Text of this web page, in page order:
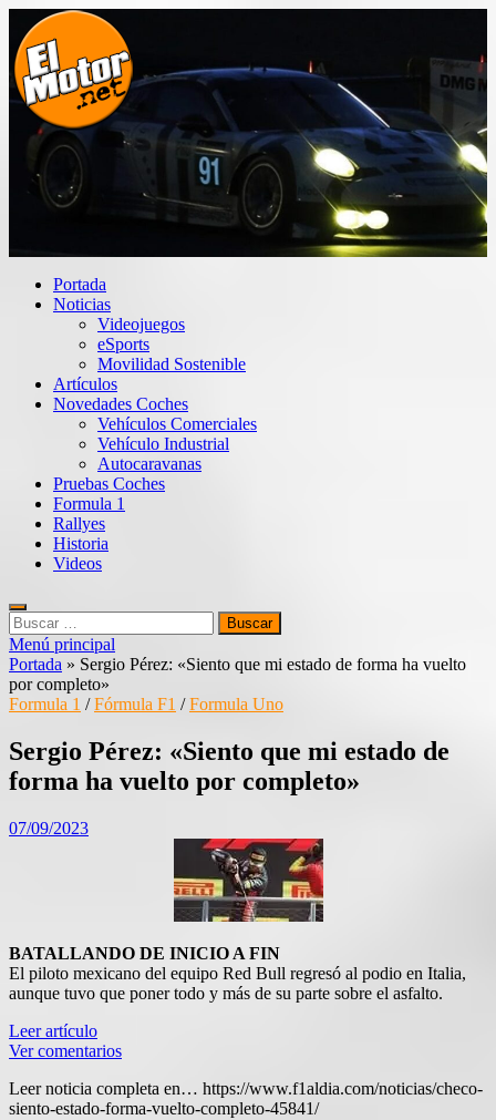
Saltar
contenido
El Motor punto Net
Información sobre novedades y pruebas de Automóviles
Portada
Noticias
Videojuegos
eSports
Movilidad Sostenible
Artículos
Novedades Coches
Vehículos Comerciales
Vehículo Industrial
Autocaravanas
Pruebas Coches
Formula 1
Rallyes
Historia
Videos
Buscar:
Menú principal
Portada » Sergio Pérez: «Siento que mi estado de forma ha vuelto
por completo»
Formula 1 /Fórmula F1 /Formula Uno
Sergio Pérez: «Siento que mi estado de
forma ha vuelto por completo»
07/09/2023
BATALLANDO DE INICIO A FIN
El piloto mexicano del equipo Red Bull regresó al podio en Italia,
aunque tuvo que poner todo y más de su parte sobre el asfalto.
Leer artículo
Ver comentarios
Leer noticia completa en… https://www.f1aldia.com/noticias/checo-
siento-estado-forma-vuelto-completo-45841/